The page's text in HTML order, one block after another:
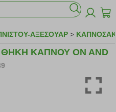
ΑΞΕΣΟΥΑΡ >
ΚΑΠΝΟΥ ON AND